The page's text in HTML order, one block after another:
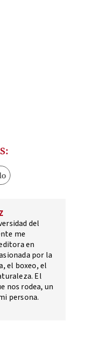
del
me
en
por la
el boxeo, el
El
nos rodea, un
persona.